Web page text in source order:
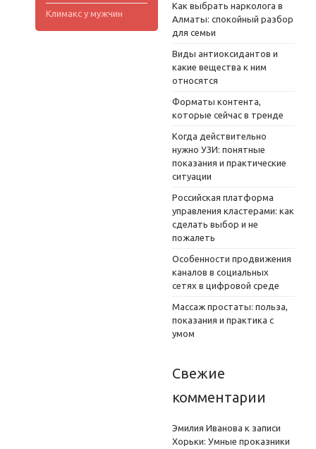
Климакс у мужчин
Как выбрать нарколога в
Алматы: спокойный разбор
для семьи
Виды антиоксидантов и
какие вещества к ним
относятся
Форматы контента,
которые сейчас в тренде
Когда действительно
нужно УЗИ: понятные
показания и практические
ситуации
Российская платформа
управления кластерами: как
сделать выбор и не
пожалеть
Особенности продвижения
каналов в социальных
сетях в цифровой среде
Массаж простаты: польза,
показания и практика с
умом
Свежие
комментарии
Эмилия Иванова к записи
Хорьки: Умные проказники